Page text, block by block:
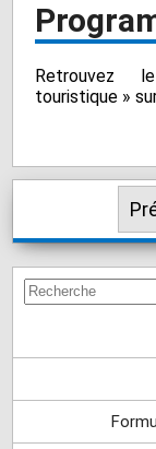
Retrouvez
touristique »
des
Rechercher